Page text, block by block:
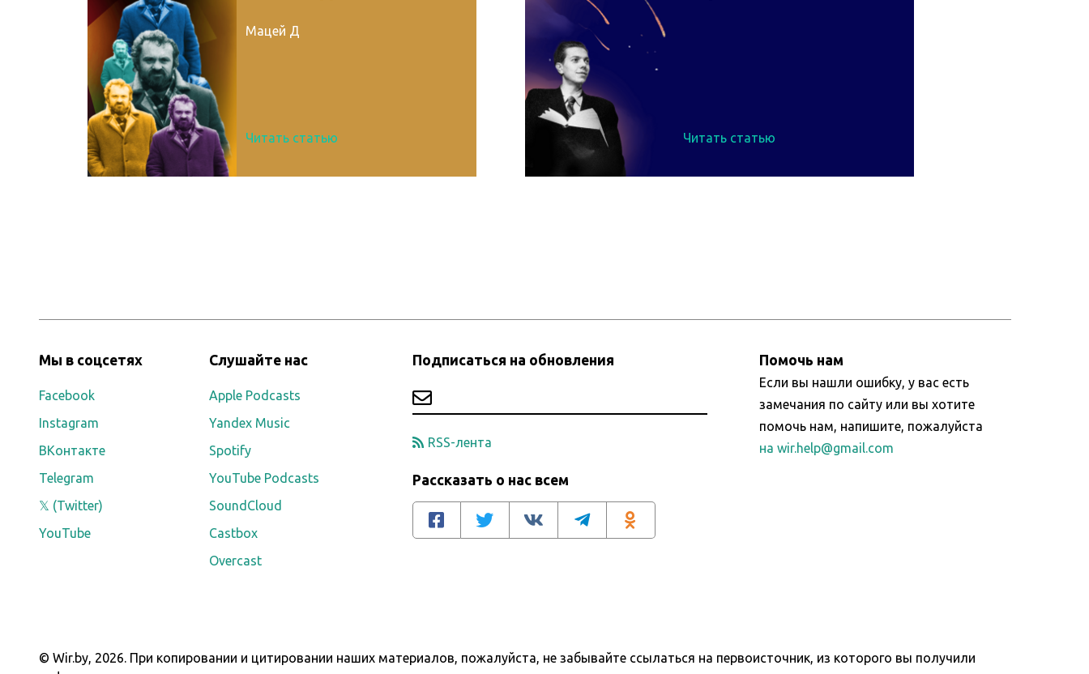
Мацей Д
Читать статью Читать статью
Мы в соцсетях
Facebook
Instagram
ВКонтакте
Telegram
𝕏 (Twitter)
YouTube
Слушайте нас
Apple Podcasts
Yandex Music
Spotify
YouTube Podcasts
SoundCloud
Castbox
Overcast
Подписаться на обновления
RSS-лента
Рассказать о нас всем
Помочь нам
Если вы нашли ошибку, у вас есть
замечания по сайту или вы хотите
помочь нам, напишите, пожалуйста
на wir.help@gmail.com
© Wir.by, 2026. При копировании и цитировании наших материалов, пожалуйста, не забывайте ссылаться на первоисточник, из которого вы получили